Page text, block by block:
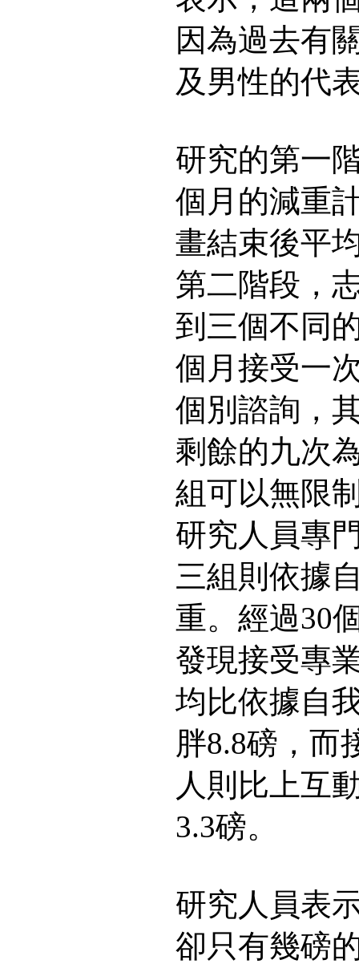
因為過去有
及男性的代
研究的第一
個月的減重
畫結束後平
第二階段，
到三個不同
個月接受一
個別諮詢，
剩餘的九次
組可以無限
研究人員專
三組則依據
重。經過30
發現接受專
均比依據自
胖8.8磅，而
人則比上互
3.3磅。
研究人員表
卻只有幾磅